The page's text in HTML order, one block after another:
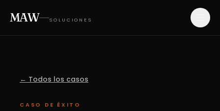
MAW SOLUCIONES
← Todos los casos
CASO DE ÉXITO